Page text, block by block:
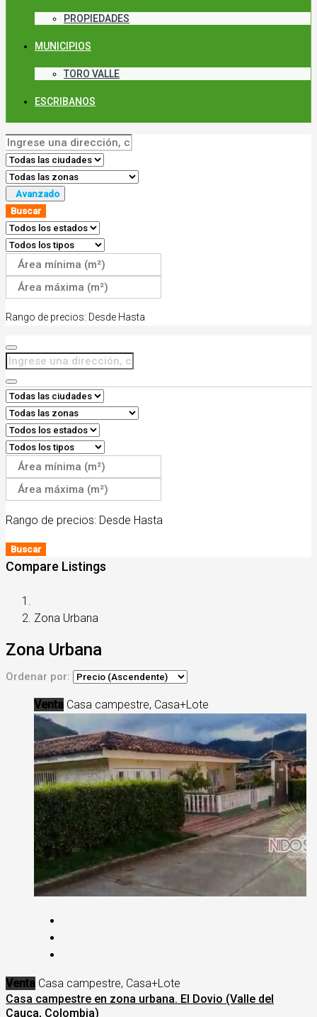
PROPIEDADES
MUNICIPIOS
TORO VALLE
ESCRIBANOS
Avanzado
Buscar
Rango de precios: Desde Hasta
Rango de precios: Desde Hasta
Buscar
Compare Listings
Zona Urbana
Zona Urbana
Ordenar por:
Venta Casa campestre, Casa+Lote
Venta Casa campestre, Casa+Lote
Casa campestre en zona urbana. El Dovio (Valle del
Cauca, Colombia)